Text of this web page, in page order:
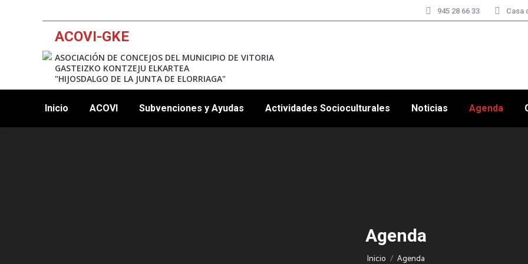
945 28 66 33 Casa
ACOVI-GKE
ASOCIACIÓN DE CONCEJOS DEL MUNICIPIO DE VITORIA
GASTEIZKO KONTZEJU ELKARTEA
"HIJOSDALGO DE LA JUNTA DE ELORRIAGA"
Inicio ACOVI Subvenciones y Ayudas Actividades Socioculturales Noticias Agenda
Agenda
Estás aquí:
Inicio Agenda